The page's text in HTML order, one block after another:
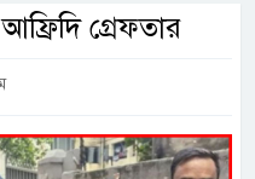
গ্রেফতার